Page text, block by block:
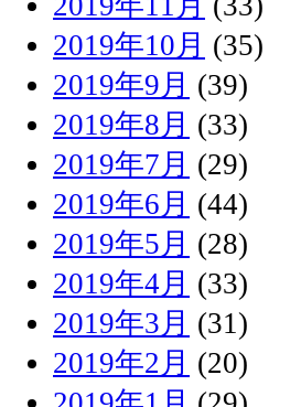
2019年10月 (35)
2019年9月 (39)
2019年8月 (33)
2019年7月 (29)
2019年6月 (44)
2019年5月 (28)
2019年4月 (33)
2019年3月 (31)
2019年2月 (20)